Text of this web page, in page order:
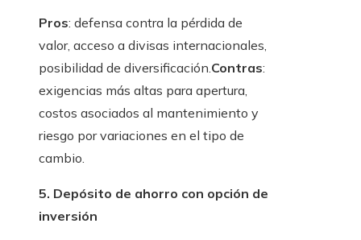
Pros: defensa contra la pérdida de
valor, acceso a divisas internacionales,
posibilidad de diversificación.Contras:
exigencias más altas para apertura,
costos asociados al mantenimiento y
riesgo por variaciones en el tipo de
cambio.
5. Depósito de ahorro con opción de
inversión